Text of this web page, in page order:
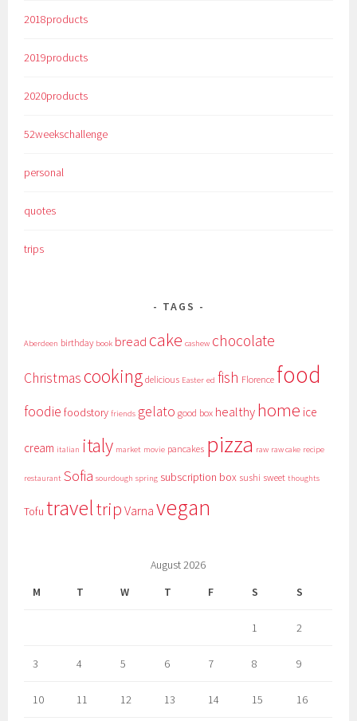
2018products
2019products
2020products
52weekschallenge
personal
quotes
trips
TAGS
Aberdeen birthday book bread cake cashew chocolate
Christmas cooking delicious Easter ed fish Florence food
foodie foodstory friends gelato good box healthyhome ice
cream italian italy market movie pancakes pizza raw raw cake recipe
restaurant Sofia sourdough spring subscription box sushi sweet thoughts
Tofu traveltrip Varna vegan
August 2026
M
T W T F S S
1 2
3 4 5 6 7 8 9
10 11 12 13 14 15 16